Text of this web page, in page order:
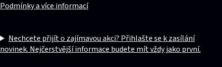
Podmínky a více informací
Nechcete přijít o zajímavou akci? Přihlašte se k zasílání
novinek. Nejčerstvější informace budete mít vždy jako první.